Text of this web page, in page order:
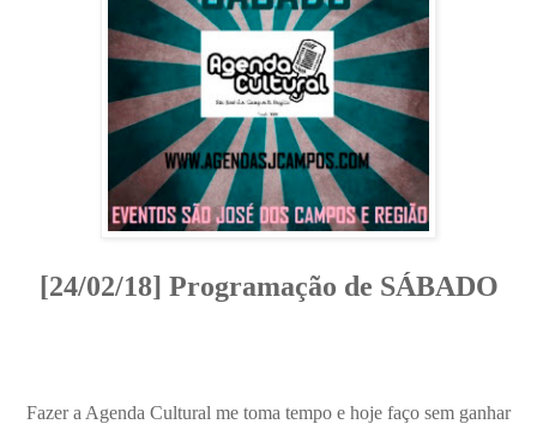
[24/02/18] Programação de SÁBADO
Fazer a Agenda Cultural me toma tempo e hoje faço sem ganhar